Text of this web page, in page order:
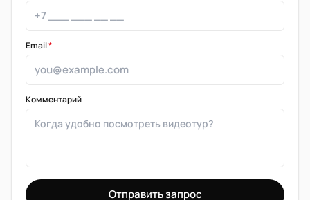
Email*
Комментарий
Отправить запрос